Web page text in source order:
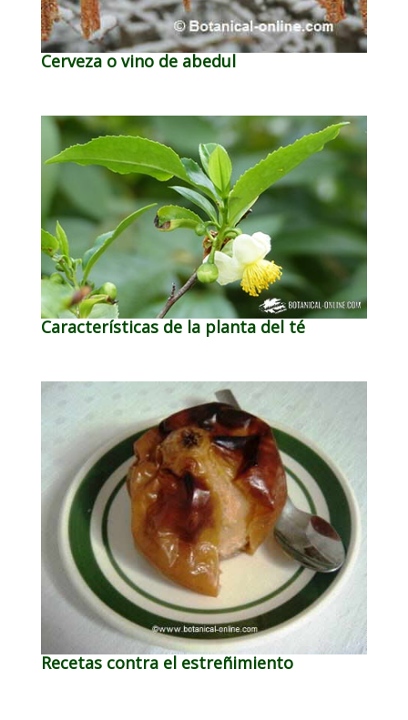
Cerveza o vino de abedul
Características de la planta del té
Recetas contra el estreñimiento